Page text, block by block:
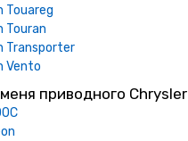
Touareg
Touran
Transporter
Vento
приводного Chrysler